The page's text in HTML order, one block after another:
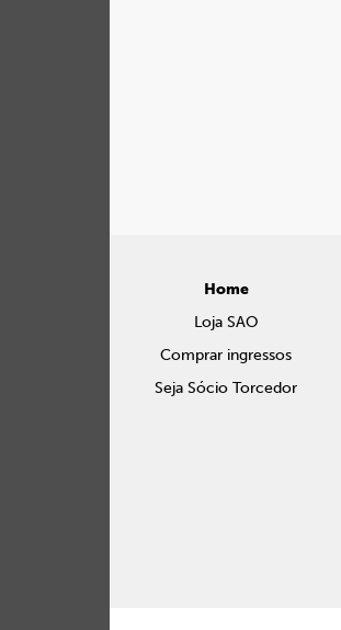
Home
Loja SAO
Comprar ingressos
Seja Sócio Torcedor